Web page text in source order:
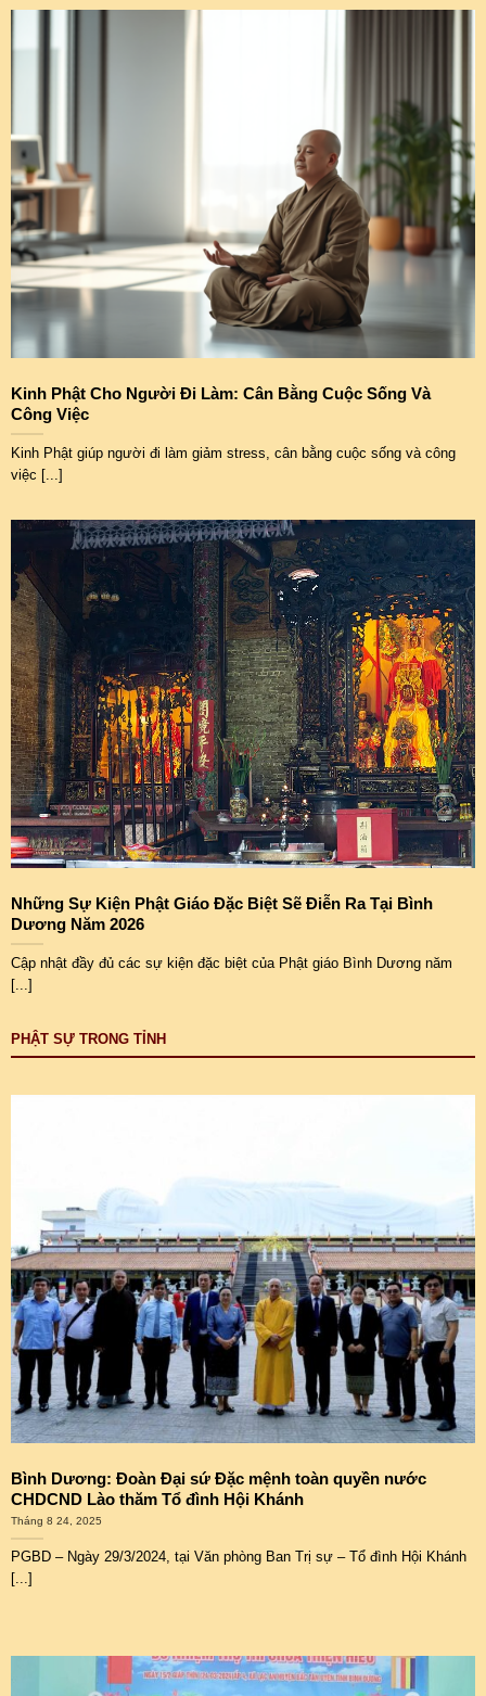
Kinh Phật Cho Người Đi Làm: Cân Bằng Cuộc Sống Và
Công Việc
Kinh Phật giúp người đi làm giảm stress, cân bằng cuộc sống và công
việc [...]
Những Sự Kiện Phật Giáo Đặc Biệt Sẽ Điễn Ra Tại Bình
Dương Năm 2026
Cập nhật đầy đủ các sự kiện đặc biệt của Phật giáo Bình Dương năm
[...]
PHẬT SỰ TRONG TỈNH
Bình Dương: Đoàn Đại sứ Đặc mệnh toàn quyền nước
CHDCND Lào thăm Tổ đình Hội Khánh
Tháng 8 24, 2025
PGBD – Ngày 29/3/2024, tại Văn phòng Ban Trị sự – Tổ đình Hội Khánh
[...]